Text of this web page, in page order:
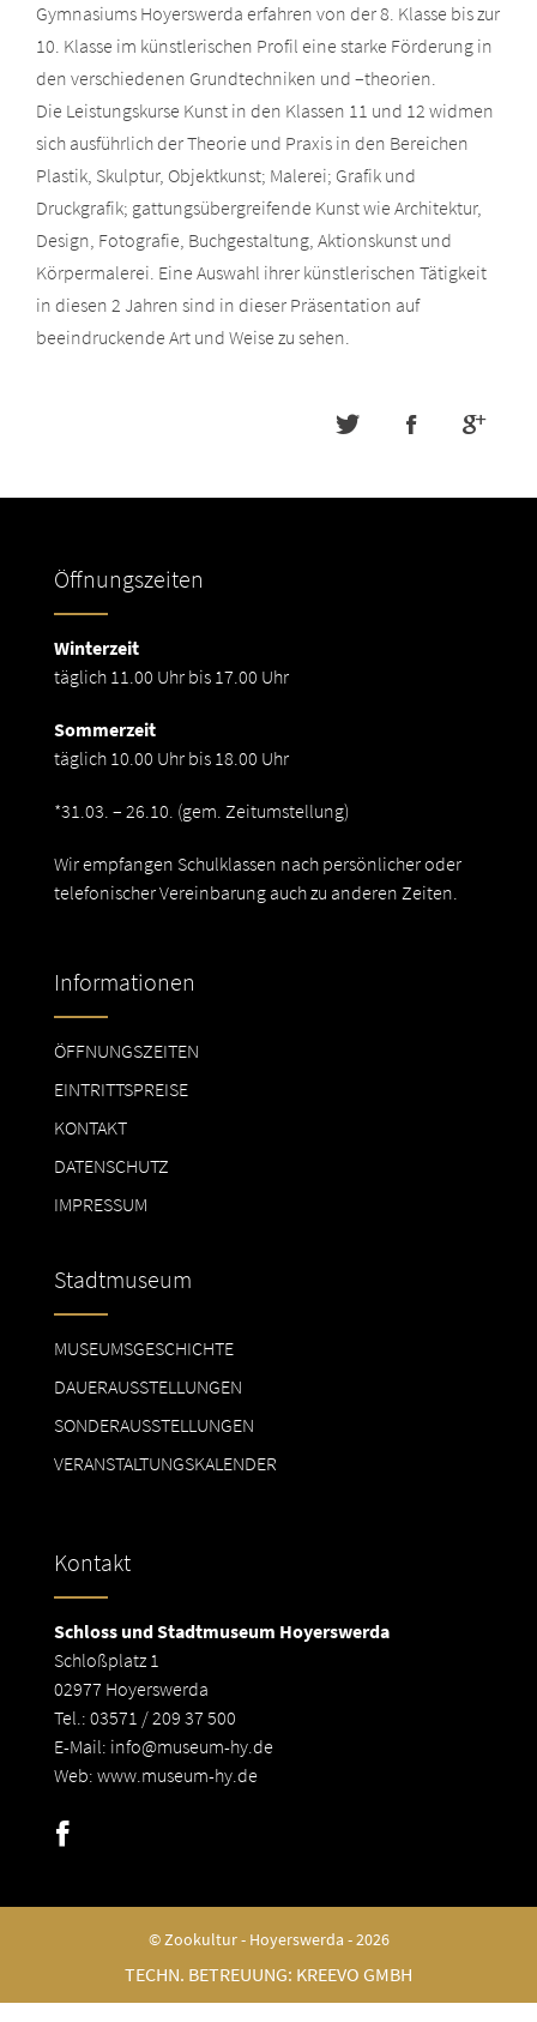
Gymnasiums Hoyerswerda erfahren von der 8. Klasse bis zur
10. Klasse im künstlerischen Profil eine starke Förderung in
den verschiedenen Grundtechniken und –theorien.
Die Leistungskurse Kunst in den Klassen 11 und 12 widmen
sich ausführlich der Theorie und Praxis in den Bereichen
Plastik, Skulptur, Objektkunst; Malerei; Grafik und
Druckgrafik; gattungsübergreifende Kunst wie Architektur,
Design, Fotografie, Buchgestaltung, Aktionskunst und
Körpermalerei. Eine Auswahl ihrer künstlerischen Tätigkeit
in diesen 2 Jahren sind in dieser Präsentation auf
beeindruckende Art und Weise zu sehen.
Öffnungszeiten
Winterzeit
täglich 11.00 Uhr bis 17.00 Uhr
Sommerzeit
täglich 10.00 Uhr bis 18.00 Uhr
*31.03. – 26.10. (gem. Zeitumstellung)
Wir empfangen Schulklassen nach persönlicher oder
telefonischer Vereinbarung auch zu anderen Zeiten.
Informationen
ÖFFNUNGSZEITEN
EINTRITTSPREISE
KONTAKT
DATENSCHUTZ
IMPRESSUM
Stadtmuseum
MUSEUMSGESCHICHTE
DAUERAUSSTELLUNGEN
SONDERAUSSTELLUNGEN
VERANSTALTUNGSKALENDER
Kontakt
Schloss und Stadtmuseum Hoyerswerda
Schloßplatz 1
02977 Hoyerswerda
Tel.: 03571 / 209 37 500
E-Mail: info@museum-hy.de
Web: www.museum-hy.de
© Zookultur - Hoyerswerda - 2026
TECHN. BETREUUNG: KREEVO GMBH